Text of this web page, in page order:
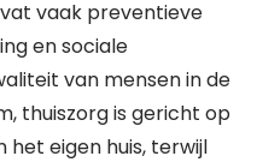
vaak preventieve
en sociale
van mensen in de
thuiszorg is gericht op
het eigen huis, terwijl